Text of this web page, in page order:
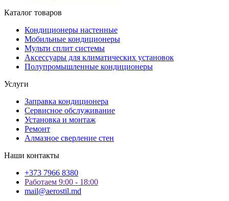
Каталог товаров
Кондиционеры настенные
Мобильные кондиционеры
Мульти сплит системы
Аксессуары для климатических установок
Полупромышленные кондиционеры
Услуги
Заправка кондиционера
Сервисное обслуживание
Установка и монтаж
Ремонт
Алмазное сверление стен
Наши контакты
+373 7966 8380
Работаем 9:00 - 18:00
mail@aerostil.md